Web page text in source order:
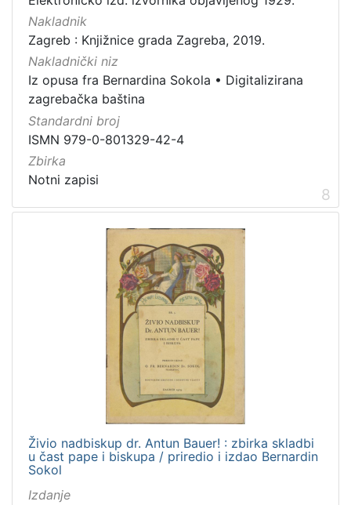
Nakladnik
Zagreb : Knjižnice grada Zagreba, 2019.
Nakladnički niz
Iz opusa fra Bernardina Sokola • Digitalizirana
zagrebačka baština
Standardni broj
ISMN 979-0-801329-42-4
Zbirka
Notni zapisi
8
Živio nadbiskup dr. Antun Bauer! : zbirka skladbi
u čast pape i biskupa / priredio i izdao Bernardin
Sokol
Izdanje